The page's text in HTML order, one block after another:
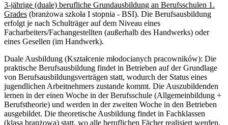
3-jährige (duale) berufliche Grundausbildung an Berufsschulen 1.
Grades (branżowa szkoła I stopnia - BSI). Die Berufsausbildung
erfolgt je nach Schulträger auf dem Niveau eines
Facharbeiters/Fachangestellten (außerhalb des Handwerks) oder
eines Gesellen (im Handwerk).
Duale Ausbildung (Kształcenie młodocianych pracowników): Die
praktische Berufsausbildung findet in Betrieben auf der Grundlage
von Berufsausbildungsverträgen statt, wodurch der Status eines
jugendlichen Arbeitnehmers zustande kommt. Die Auszubildenden
lernen in der einen Woche in der Berufsschule (Allgemeinbildung +
Berufstheorie) und werden in der zweiten Woche in den Betrieben
ausgebildet. Die theoretische Ausbildung findet in Fachklassen
(klasa branżowa) statt, wo alle beruflichen Fächer realisiert werden,